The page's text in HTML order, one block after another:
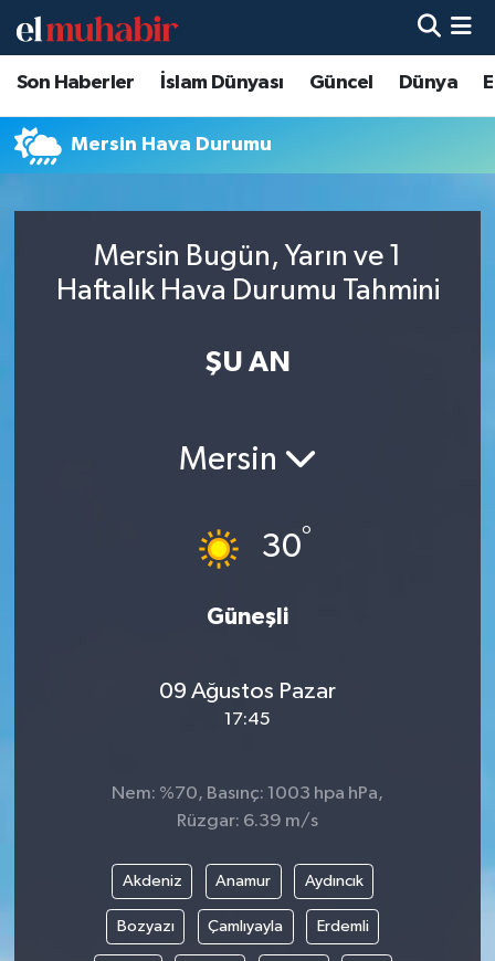
Son Haberler İslam Dünyası Güncel Dünya
Mersin Hava Durumu
Mersin Bugün, Yarın ve 1
Haftalık Hava Durumu Tahmini
ŞU AN
Mersin
30°
Güneşli
09 Ağustos Pazar
17:45
Nem: %70, Basınç: 1003 hpa hPa,
Rüzgar: 6.39 m/s
Akdeniz Anamur Aydıncık
Bozyazı Çamlıyayla Erdemli
Hava Durumu
Trafik Durumu
Tüm Manşetler